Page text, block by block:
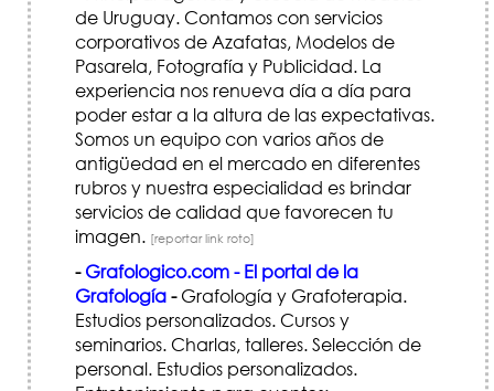
de Uruguay. Contamos con servicios
corporativos de Azafatas, Modelos de
Pasarela, Fotografía y Publicidad. La
experiencia nos renueva día a día para
poder estar a la altura de las expectativas.
Somos un equipo con varios años de
antigüedad en el mercado en diferentes
rubros y nuestra especialidad es brindar
servicios de calidad que favorecen tu
imagen. [reportar link roto]
- Grafologico.com - El portal de la
Grafología-Grafología y Grafoterapia.
Estudios personalizados. Cursos y
seminarios. Charlas, talleres. Selección de
personal. Estudios personalizados.